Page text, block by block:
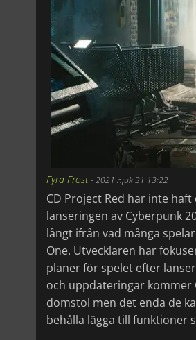
Fyra Frost-2021 njuk 31 13:22
CD Project Red har inte
lanseringen av Cyberpunk
långt ifrån vad många
One. Utvecklaren har
planer för spelet efter
och uppdateringar kommer
domstol men det enda de
behålla lägga till funktioner